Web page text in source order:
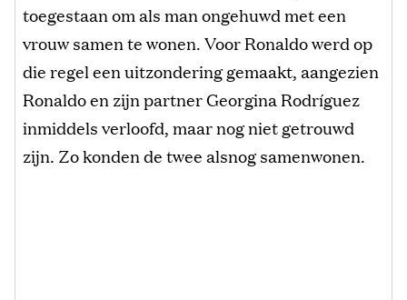
toegestaan om als man ongehuwd met een
vrouw samen te wonen. Voor Ronaldo werd op
die regel een uitzondering gemaakt, aangezien
Ronaldo en zijn partner Georgina Rodríguez
inmiddels verloofd, maar nog niet getrouwd
zijn. Zo konden de twee alsnog samenwonen.